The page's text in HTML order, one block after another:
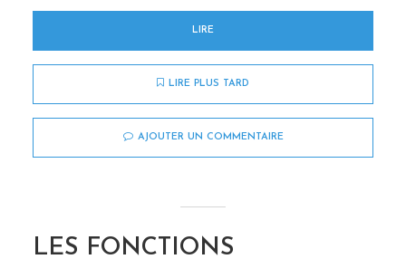
LIRE
LIRE PLUS TARD
AJOUTER UN COMMENTAIRE
LES FONCTIONS